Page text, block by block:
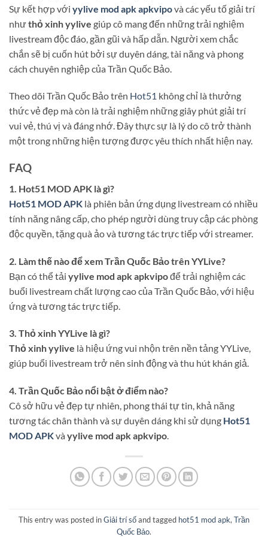
Sự kết hợp với yylive mod apk apkvipovà các yếu tố giải trí
nhưthỏ xinh yylive giúp cô mang đến những trải nghiệm
livestream độc đáo, gần gũi và hấp dẫn. Người xem chắc
chắn sẽ bị cuốn hút bởi sự duyên dáng, tài năng và phong
cách chuyên nghiệp của Trần Quốc Bảo.
Theo dõi Trần Quốc Bảo trên Hot51 không chỉ là thưởng
thức vẻ đẹp mà còn là trải nghiệm những giây phút giải trí
vui vẻ, thú vị và đáng nhớ. Đây thực sự là lý do cô trở thành
một trong những hiện tượng được yêu thích nhất hiện nay.
FAQ
1. Hot51 MOD APK là gì?
Hot51 MOD APK là phiên bản ứng dụng livestream có nhiều
tính năng nâng cấp, cho phép người dùng truy cập các phòng
độc quyền, tặng quà ảo và tương tác trực tiếp với streamer.
2. Làm thế nào để xem Trần Quốc Bảo trên YYLive?
Bạn có thể tải yylive mod apk apkvipođể trải nghiệm các
buổi livestream chất lượng cao của Trần Quốc Bảo, với hiệu
ứng và tương tác trực tiếp.
3. Thỏ xinh YYLive là gì?
Thỏ xinh yylive là hiệu ứng vui nhộn trên nền tảng YYLive,
giúp buổi livestream trở nên sinh động và thu hút khán giả.
4. Trần Quốc Bảo nổi bật ở điểm nào?
Cô sở hữu vẻ đẹp tự nhiên, phong thái tự tin, khả năng
tương tác chân thành và sự duyên dáng khi sử dụng Hot51
MOD APKvà yylive mod apk apkvipo.
This entry was posted inGiải trí sốand tagged hot51 mod apk, Trần
Quốc Bảo.